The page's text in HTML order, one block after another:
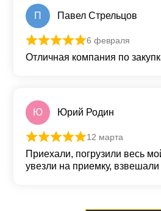
П Павел Стрельцов
Оценка 5из 5
6 февраля
Отличная компания по
Ю Юрий Родин
Оценка из 5
12 марта
Приехали, погрузили весь
увезли на приемку, взвешали